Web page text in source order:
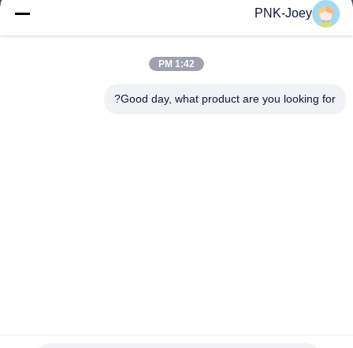
البريد
xianzhihao@gzxingchao.info
008613580404923
PNK-Joey
1:42 PM
Good day, what product are you looking for?